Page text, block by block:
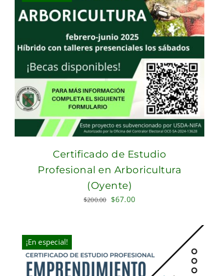
Certificado de Estudio
Profesional en Arboricultura
(Oyente)
$200.00 Original
$67.00
¡En especial!